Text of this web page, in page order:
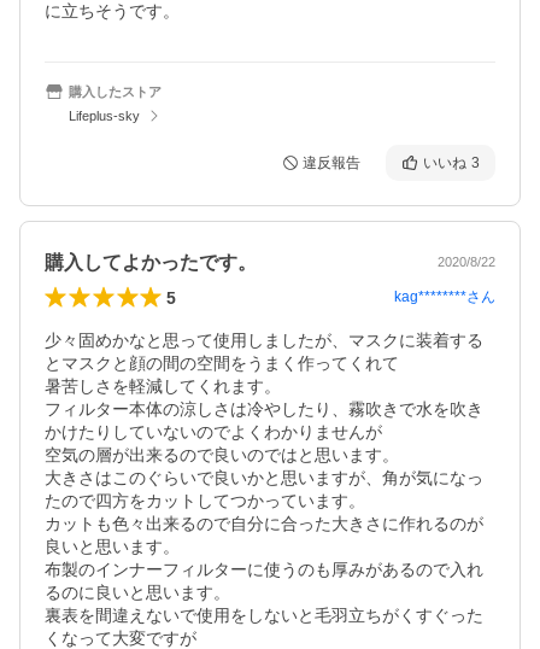
に立ちそうです。
購入したストア
Lifeplus-sky
違反報告 いいね 3
購入してよかったです。 2020/8/22
5 kag********さん
少々固めかなと思って使用しましたが、マスクに装着する
とマスクと顔の間の空間をうまく作ってくれて
暑苦しさを軽減してくれます。
フィルター本体の涼しさは冷やしたり、霧吹きで水を吹き
かけたりしていないのでよくわかりませんが
空気の層が出来るので良いのではと思います。
大きさはこのぐらいで良いかと思いますが、角が気になっ
たので四方をカットしてつかっています。
カットも色々出来るので自分に合った大きさに作れるのが
良いと思います。
布製のインナーフィルターに使うのも厚みがあるので入れ
るのに良いと思います。
裏表を間違えないで使用をしないと毛羽立ちがくすぐった
くなって大変ですが